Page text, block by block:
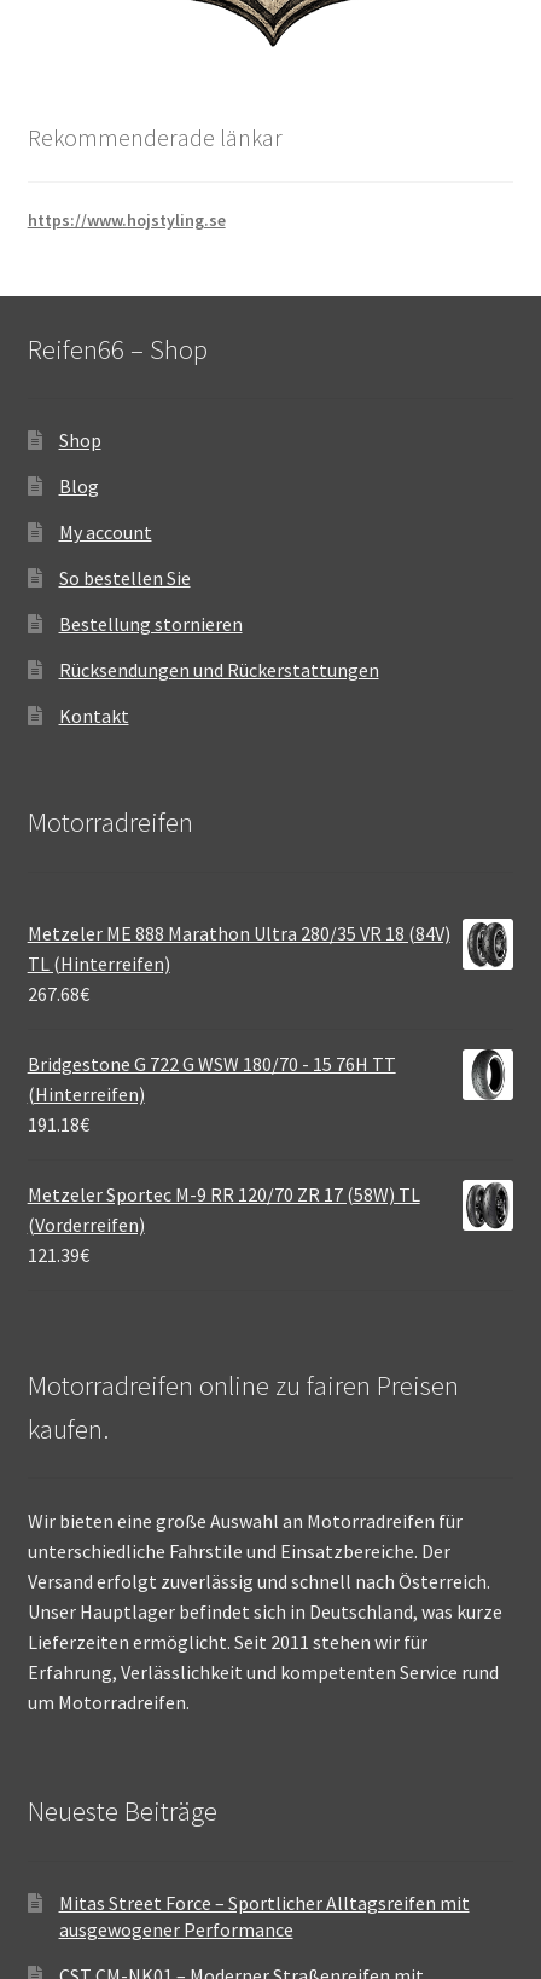
Rekommenderade länkar
https://www.hojstyling.se
Reifen66 – Shop
Shop
Blog
My account
So bestellen Sie
Bestellung stornieren
Rücksendungen und Rückerstattungen
Kontakt
Motorradreifen
Metzeler ME 888 Marathon Ultra 280/35 VR 18 (84V)
TL (Hinterreifen)
267.68€
Bridgestone G 722 G WSW 180/70 - 15 76H TT
(Hinterreifen)
191.18€
Metzeler Sportec M-9 RR 120/70 ZR 17 (58W) TL
(Vorderreifen)
121.39€
Motorradreifen online zu fairen Preisen
kaufen.
Wir bieten eine große Auswahl an Motorradreifen für
unterschiedliche Fahrstile und Einsatzbereiche. Der
Versand erfolgt zuverlässig und schnell nach Österreich.
Unser Hauptlager befindet sich in Deutschland, was kurze
Lieferzeiten ermöglicht. Seit 2011 stehen wir für
Erfahrung, Verlässlichkeit und kompetenten Service rund
um Motorradreifen.
Neueste Beiträge
Mitas Street Force – Sportlicher Alltagsreifen mit
ausgewogener Performance